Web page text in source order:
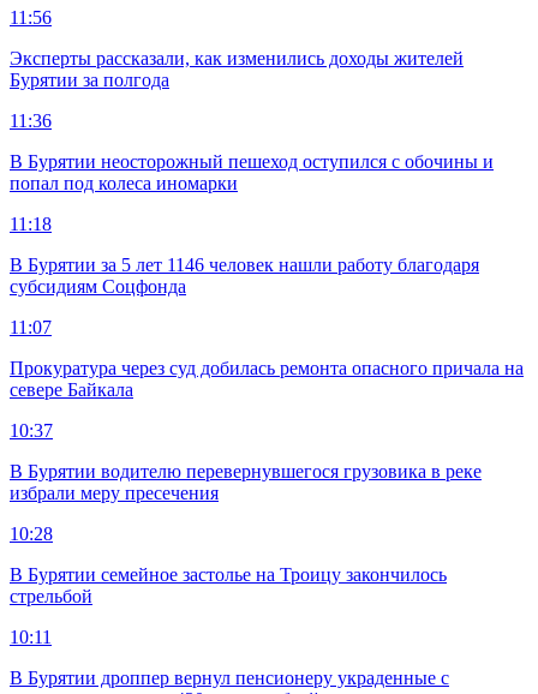
11:56
Эксперты рассказали, как изменились доходы жителей
Бурятии за полгода
11:36
В Бурятии неосторожный пешеход оступился с обочины и
попал под колеса иномарки
11:18
В Бурятии за 5 лет 1146 человек нашли работу благодаря
субсидиям Соцфонда
11:07
Прокуратура через суд добилась ремонта опасного причала на
севере Байкала
10:37
В Бурятии водителю перевернувшегося грузовика в реке
избрали меру пресечения
10:28
В Бурятии семейное застолье на Троицу закончилось
стрельбой
10:11
В Бурятии дроппер вернул пенсионеру украденные с